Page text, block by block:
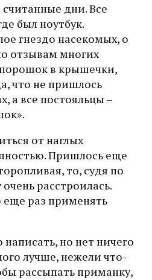
дни. Все
был ноутбук.
гнездо насекомых, о
отзывам многих
порошок в крышечки,
что не пришлось
а все постояльцы –
от наглых
Пришлось еще
то, судя по
расстроилась.
раз применять
но нет ничего
лучше, нежели что-
рассыпать приманку,